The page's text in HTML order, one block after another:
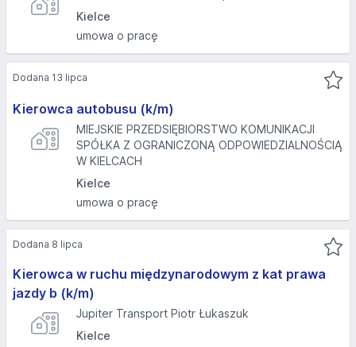
Kielce
umowa o pracę
Kierowca autobusu (k/m)
MIEJSKIE PRZEDSIĘBIORSTWO KOMUNIKACJI
SPÓŁKA Z OGRANICZONĄ ODPOWIEDZIALNOŚCIĄ
W KIELCACH
Kielce
umowa o pracę
Dodana 13 lipca
Kierowca w ruchu międzynarodowym z kat prawa
jazdy b (k/m)
Jupiter Transport Piotr Łukaszuk
Kielce
Dodana 8 lipca